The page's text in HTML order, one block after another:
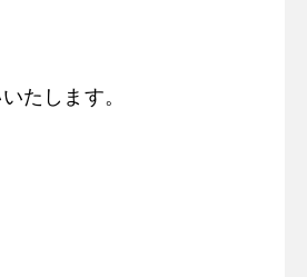
たします。